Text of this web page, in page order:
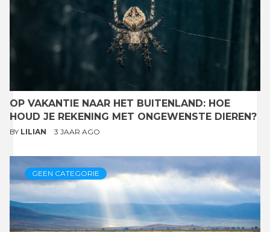
OP VAKANTIE NAAR HET BUITENLAND: HOE
HOUD JE REKENING MET ONGEWENSTE DIEREN?
BY LILIAN 3 JAAR AGO
GEEN CATEGORIE